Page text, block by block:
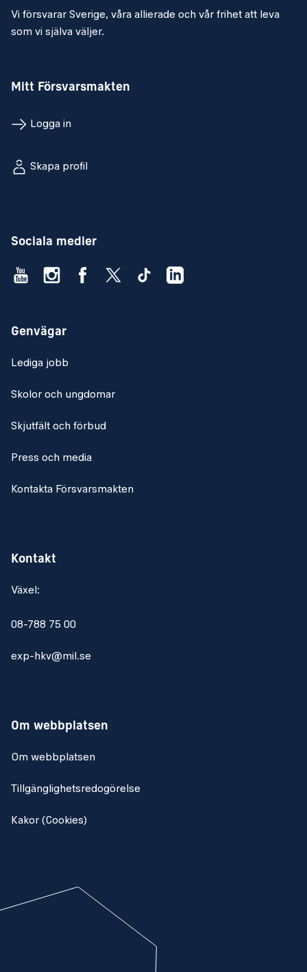
Vi försvarar Sverige, våra allierade och vår frihet att leva
som vi själva väljer.
Mitt Försvarsmakten
Logga in
Skapa profil
Sociala medier
Genvägar
Lediga jobb
Skolor och ungdomar
Skjutfält och förbud
Press och media
Kontakta Försvarsmakten
Kontakt
Växel:
08-788 75 00
exp-hkv@mil.se
Om webbplatsen
Om webbplatsen
Tillgänglighetsredogörelse
Kakor (Cookies)